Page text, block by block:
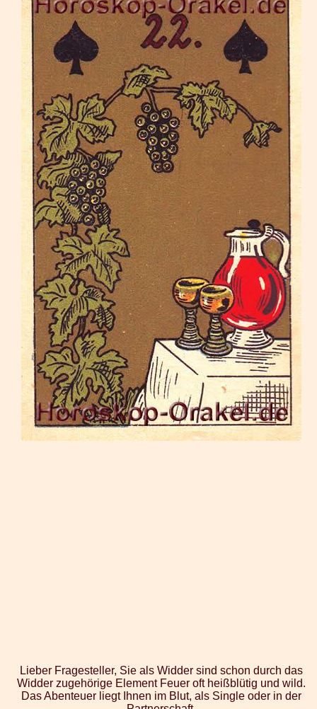
Lieber Fragesteller, Sie als Widder sind schon durch das
Widder zugehörige Element Feuer oft heißblütig und wild.
Das Abenteuer liegt Ihnen im Blut, als Single oder in der